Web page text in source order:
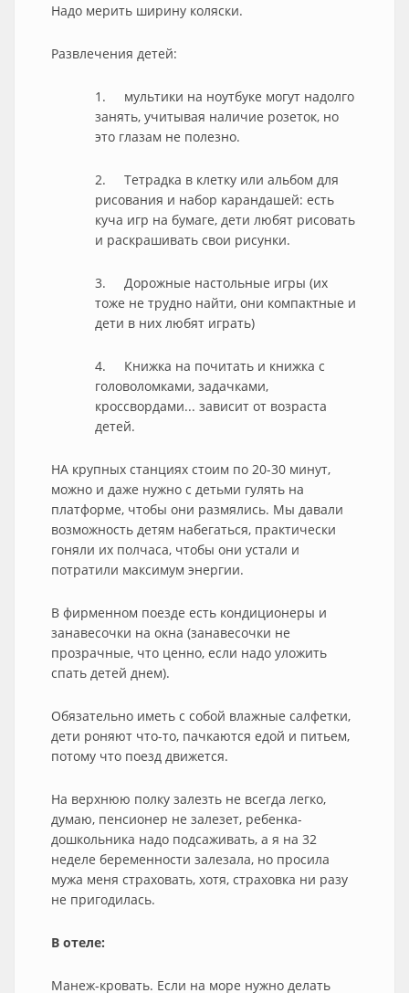
Надо мерить ширину коляски.
Развлечения детей:
1. мультики на ноутбуке могут надолго
занять, учитывая наличие розеток, но
это глазам не полезно.
2. Тетрадка в клетку или альбом для
рисования и набор карандашей: есть
куча игр на бумаге, дети любят рисовать
и раскрашивать свои рисунки.
3. Дорожные настольные игры (их
тоже не трудно найти, они компактные и
дети в них любят играть)
4. Книжка на почитать и книжка с
головоломками, задачками,
кроссвордами... зависит от возраста
детей.
НА крупных станциях стоим по 20-30 минут,
можно и даже нужно с детьми гулять на
платформе, чтобы они размялись. Мы давали
возможность детям набегаться, практически
гоняли их полчаса, чтобы они устали и
потратили максимум энергии.
В фирменном поезде есть кондиционеры и
занавесочки на окна (занавесочки не
прозрачные, что ценно, если надо уложить
спать детей днем).
Обязательно иметь с собой влажные салфетки,
дети роняют что-то, пачкаются едой и питьем,
потому что поезд движется.
На верхнюю полку залезть не всегда легко,
думаю, пенсионер не залезет, ребенка-
дошкольника надо подсаживать, а я на 32
неделе беременности залезала, но просила
мужа меня страховать, хотя, страховка ни разу
не пригодилась.
В отеле:
Манеж-кровать. Если на море нужно делать